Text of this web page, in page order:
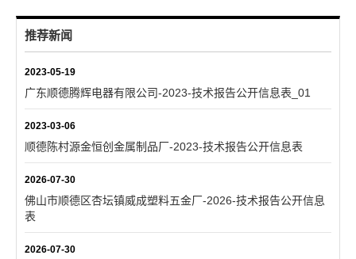
推荐新闻
2023-05-19
广东顺德腾辉电器有限公司-2023-技术报告公开信息表_01
2023-03-06
顺德陈村源金恒创金属制品厂-2023-技术报告公开信息表
2026-07-30
佛山市顺德区杏坛镇威成塑料五金厂-2026-技术报告公开信息
表
2026-07-30